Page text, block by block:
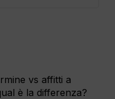
vs affitti a
è la differenza?